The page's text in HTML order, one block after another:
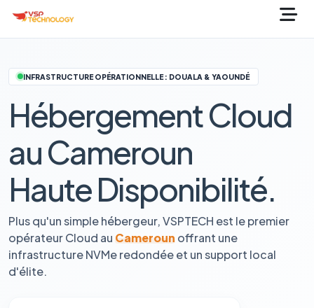
INFRASTRUCTURE OPÉRATIONNELLE : DOUALA & YAOUNDÉ
Hébergement Cloud
au Cameroun
Haute Disponibilité.
Plus qu'un simple hébergeur, VSPTECH est le premier
opérateur Cloud au Cameroun offrant une
infrastructure NVMe redondée et un support local
d'élite.